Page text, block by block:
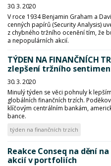
30. 3. 2020
V roce 1934 Benjamin Graham a
cenných papírů (Security Analysis)
z chybného tržního ocenění tím, že
a nepopulárních akcií.
TÝDEN NA FINANČNÍCH
zlepšení tržního
30. 3. 2020
Minulý týden se věci pohnuly k
globálních finančních trzích.
klíčovým centrálním bankám,
bance.
týden na finančních trzích
Reakce Conseq na dění
akcií v portfoliích